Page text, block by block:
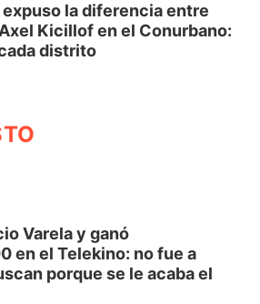
la diferencia entre
Kicillof en el Conurbano:
distrito
Varela y ganó
en el Telekino: no fue a
porque se le acaba el